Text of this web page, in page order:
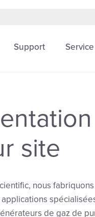
Support Service
site
nous
de gaz de